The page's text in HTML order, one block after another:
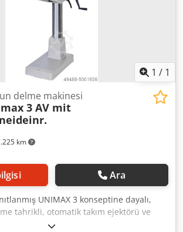
1 / 1
km
delme makinesi
3 AV mit
Ara
UNIMAX 3 konseptine dayalı,
tahrikli, otomatik takım ejektörü ve
kontrolü ile modern, hassas üretim